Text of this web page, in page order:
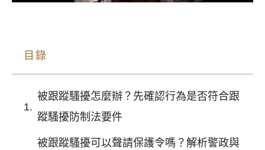
目錄
被跟蹤騷擾怎麼辦？先確認行為是否符合跟
蹤騷擾防制法要件
被跟蹤騷擾可以聲請保護令嗎？解析警政與